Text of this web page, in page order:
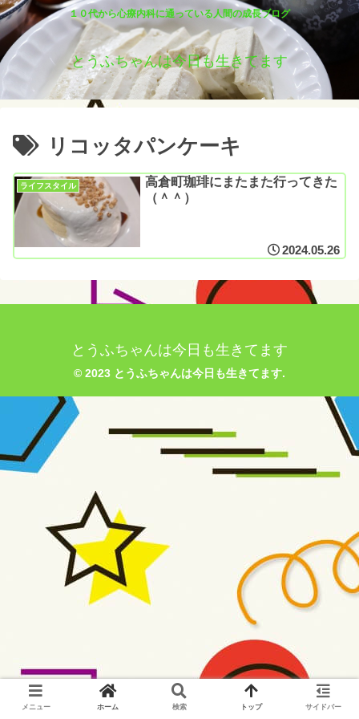
１０代から心療内科に通っている人間の成長ブログ
とうふちゃんは今日も生きてます
リコッタパンケーキ
ライフスタイル
高倉町珈琲にまたまた行ってきた
（＾＾）
2024.05.26
とうふちゃんは今日も生きてます
© 2023 とうふちゃんは今日も生きてます.
メニュー ホーム 検索 トップ サイドバー